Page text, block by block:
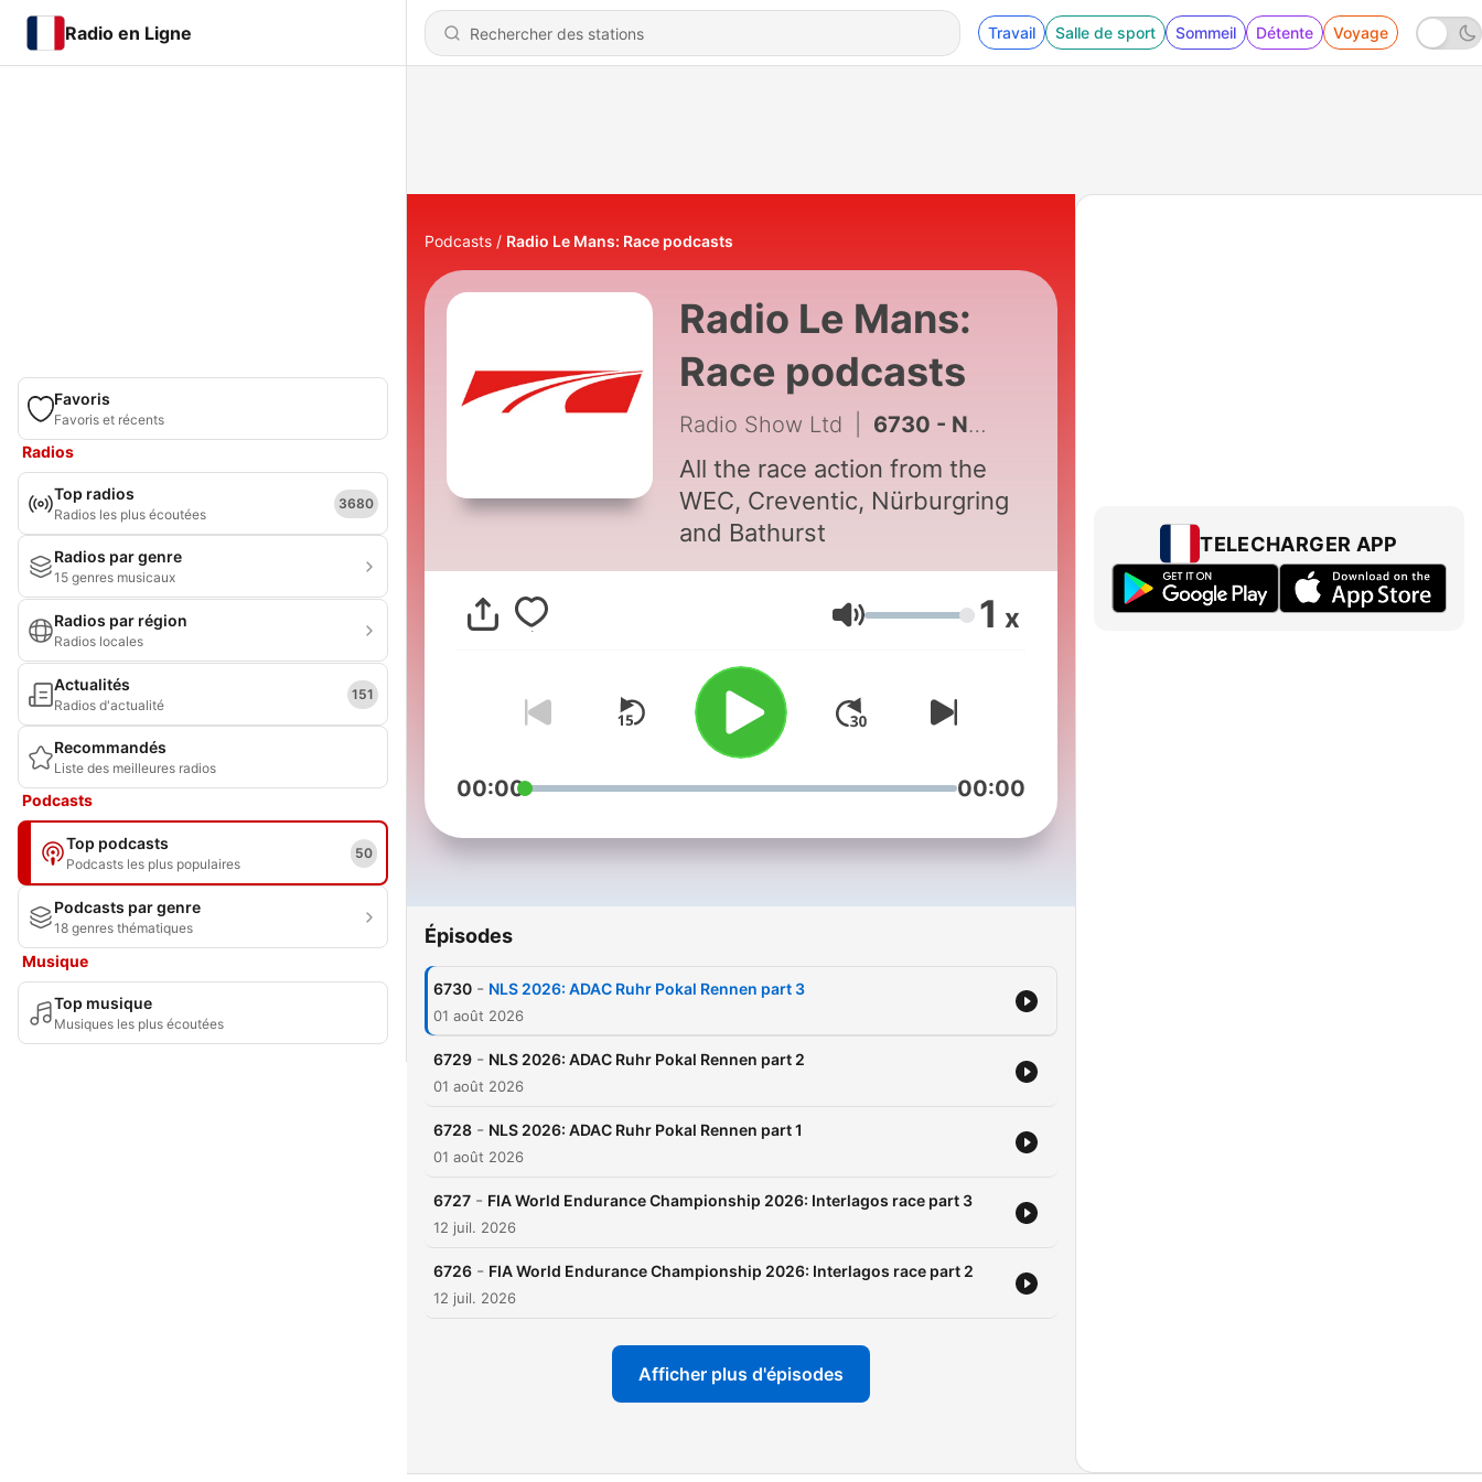
Radio en Ligne Travail Salle de sport Sommeil Détente Voyage
Favoris
Favoris et récents
Radios
Top radios
Radios les plus écoutées
3680
Radios par genre
15 genres musicaux
Radios par région
Radios locales
Actualités
Radios d'actualité
151
Recommandés
Liste des meilleures radios
Podcasts
Top podcasts
Podcasts les plus populaires
50
Podcasts par genre
18 genres thématiques
Musique
Top musique
Musiques les plus écoutées
Podcasts Radio Le Mans: Race podcasts
Radio Le Mans:
Race podcasts
Radio Show Ltd 6730 - NLS 2026: ADAC Ruhr Pokal Rennen part 3
All the race action from the
WEC, Creventic, Nürburgring
and Bathurst
Volume 1 x
00:00 00:00
Épisodes
6730 - NLS 2026: ADAC Ruhr Pokal Rennen part 3
01 août 2026
6729 - NLS 2026: ADAC Ruhr Pokal Rennen part 2
01 août 2026
6728 - NLS 2026: ADAC Ruhr Pokal Rennen part 1
01 août 2026
6727 - FIA World Endurance Championship 2026: Interlagos race part 3
12 juil. 2026
6726 - FIA World Endurance Championship 2026: Interlagos race part 2
12 juil. 2026
Afficher plus d'épisodes
TELECHARGER APP